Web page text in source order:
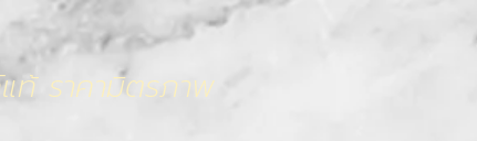
ท้ ราคามิตรภาพ